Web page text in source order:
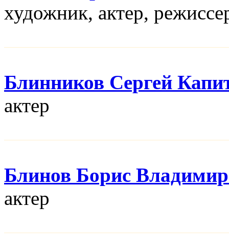
художник, актер,
Блинников Сергей
актер
Блинов Борис
актер